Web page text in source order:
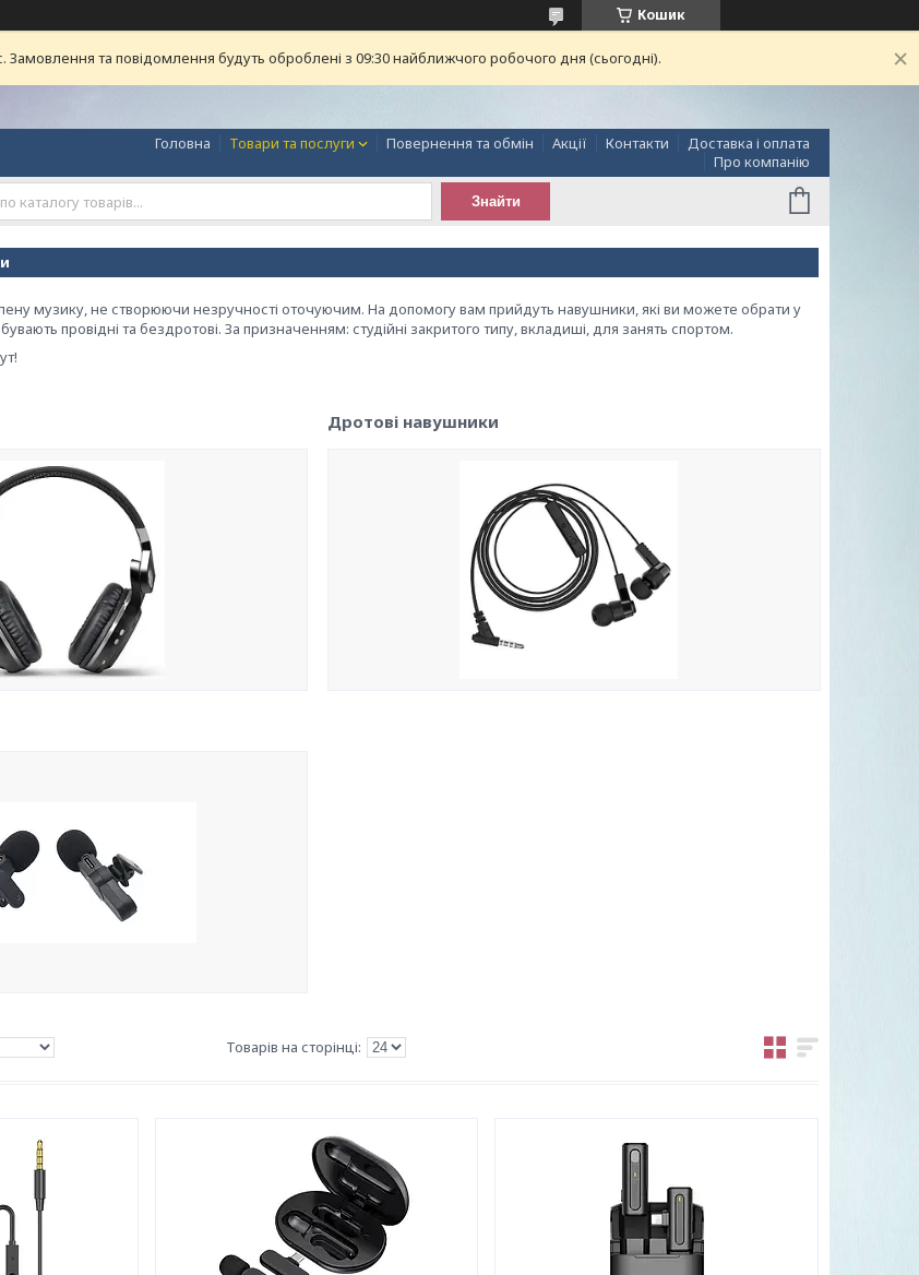
Кошик
Замовлення та повідомлення будуть оброблені з 09:30 найближчого робочого дня (сьогодні).
Головна Товари та послуги Повернення та обмін Акції Контакти
Доставка і оплата
Про компанію
Знайти
музику, не створюючи незручності оточуючим. На допомогу вам прийдуть навушники, які ви можете обрати у
провідні та бездротові. За призначенням: студійні закритого типу, вкладиші, для занять спортом.
Дротові навушники